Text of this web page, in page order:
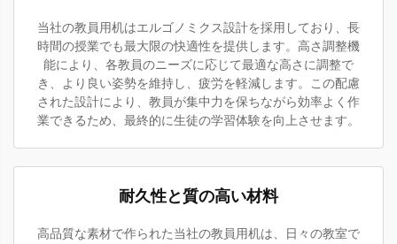
当社の教員用机はエルゴノミクス設計を採用しており、長
時間の授業でも最大限の快適性を提供します。高さ調整機
能により、各教員のニーズに応じて最適な高さに調整で
き、より良い姿勢を維持し、疲労を軽減します。この配慮
された設計により、教員が集中力を保ちながら効率よく作
業できるため、最終的に生徒の学習体験を向上させます。
耐久性と質の高い材料
高品質な素材で作られた当社の教員用机は、日々の教室で